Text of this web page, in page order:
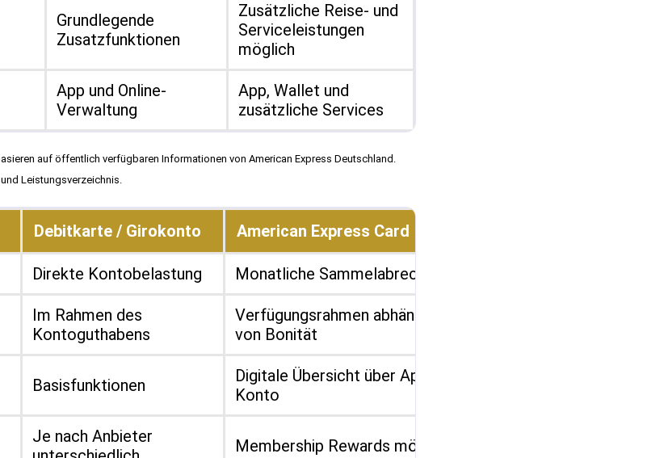
Grundlegende
Zusatzfunktionen
Zusätzliche Reise- und
Serviceleistungen
möglich
App und Online-
Verwaltung
App, Wallet und
zusätzliche Services
auf öffentlich verfügbaren Informationen von American Express Deutschland.
Leistungsverzeichnis.
Debitkarte / Girokonto American Express Card
Direkte Kontobelastung Monatliche Sammelabrechnung
Im Rahmen des
Kontoguthabens
Verfügungsrahmen abhängig
von Bonität
Basisfunktionen
Digitale Übersicht über App und
Konto
Je nach Anbieter
Membership Rewards möglich